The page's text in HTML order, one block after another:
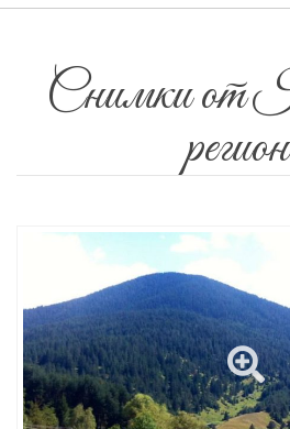
Снимки от